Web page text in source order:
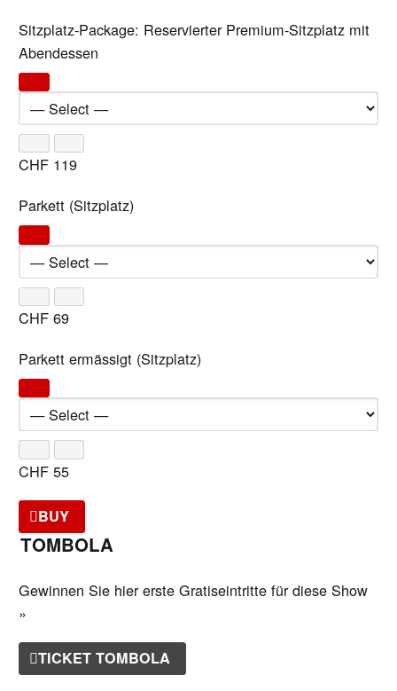
Sitzplatz-Package: Reservierter Premium-Sitzplatz mit
Abendessen
CHF 119
Parkett (Sitzplatz)
CHF 69
Parkett ermässigt (Sitzplatz)
CHF 55
BUY
TOMBOLA
Gewinnen Sie hier erste Gratiseintritte für diese Show
»
TICKET TOMBOLA